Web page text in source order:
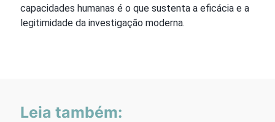
capacidades humanas é o que sustenta a eficácia e a
legitimidade da investigação moderna.
Leia também: